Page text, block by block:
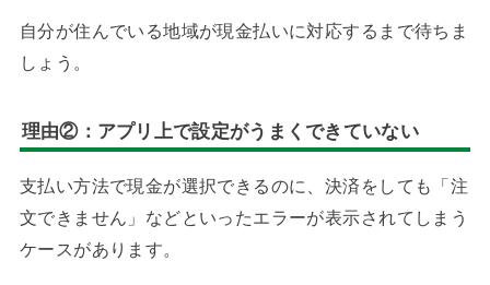
自分が住んでいる地域が現金払いに対応するまで待ちま
しょう。
理由②：アプリ上で設定がうまくできていない
支払い方法で現金が選択できるのに、決済をしても「注
文できません」などといったエラーが表示されてしまう
ケースがあります。